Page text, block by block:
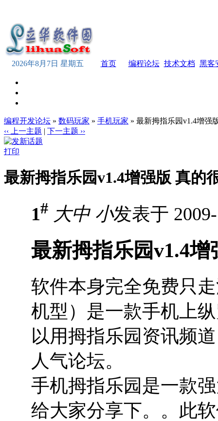
2026年8月7日 星期五 首页 编程论坛 技术文档 黑客
编程开发论坛 » 数码玩家 » 手机玩家 » 最新拇指乐园v1.4增强
‹‹ 上一主题 | 下一主题 ››
打印
最新拇指乐园v1.4增强版 真的
1# 大中 小发表于
最新拇指乐园v1.4
软件本身完全免费只
机型）是一款手机上
以用拇指乐园资讯频
人气论坛。
手机拇指乐园是一款
给大家分享下。。此